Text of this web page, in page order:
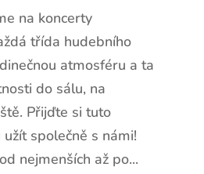
na koncerty
třída hudebního
atmosféru a ta
do sálu, na
Přijďte si tuto
společně s námi!
nejmenších až po...